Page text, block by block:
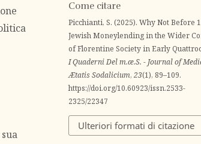
Come citare
Picchianti, S. (2025). Why Not Before
Jewish Moneylending in the Wider
of Florentine Society in Early
I Quaderni Del m.æ.S. - Journal of
Ætatis Sodalicium, 23(1), 89–109.
https://doi.org/10.60923/issn.2533-
2325/22347
Ulteriori formati di citazione